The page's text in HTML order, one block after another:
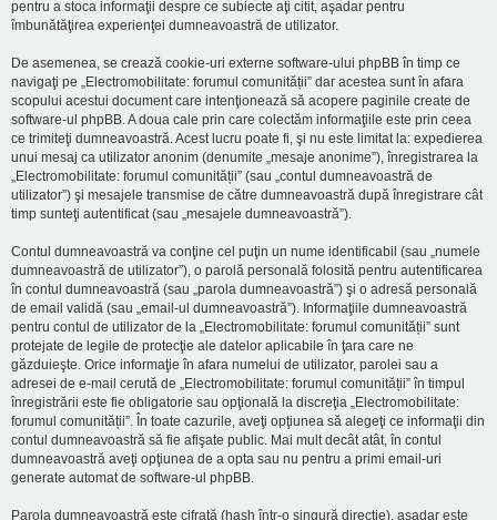
pentru a stoca informaţii despre ce subiecte aţi citit, aşadar pentru
îmbunătăţirea experienţei dumneavoastră de utilizator.
De asemenea, se crează cookie-uri externe software-ului phpBB în timp ce
navigaţi pe „Electromobilitate: forumul comunității” dar acestea sunt în afara
scopului acestui document care intenţionează să acopere paginile create de
software-ul phpBB. A doua cale prin care colectăm informaţiile este prin ceea
ce trimiteţi dumneavoastră. Acest lucru poate fi, şi nu este limitat la: expedierea
unui mesaj ca utilizator anonim (denumite „mesaje anonime”), înregistrarea la
„Electromobilitate: forumul comunității” (sau „contul dumneavoastră de
utilizator”) şi mesajele transmise de către dumneavoastră după înregistrare cât
timp sunteţi autentificat (sau „mesajele dumneavoastră”).
Contul dumneavoastră va conţine cel puţin un nume identificabil (sau „numele
dumneavoastră de utilizator”), o parolă personală folosită pentru autentificarea
în contul dumneavoastră (sau „parola dumneavoastră”) şi o adresă personală
de email validă (sau „email-ul dumneavoastră”). Informaţiile dumneavoastră
pentru contul de utilizator de la „Electromobilitate: forumul comunității” sunt
protejate de legile de protecţie ale datelor aplicabile în ţara care ne
găzduieşte. Orice informaţie în afara numelui de utilizator, parolei sau a
adresei de e-mail cerută de „Electromobilitate: forumul comunității” în timpul
înregistrării este fie obligatorie sau opţională la discreţia „Electromobilitate:
forumul comunității”. În toate cazurile, aveţi opţiunea să alegeţi ce informaţii din
contul dumneavoastră să fie afişate public. Mai mult decât atât, în contul
dumneavoastră aveţi opţiunea de a opta sau nu pentru a primi email-uri
generate automat de software-ul phpBB.
Parola dumneavoastră este cifrată (hash într-o singură direcţie), aşadar este